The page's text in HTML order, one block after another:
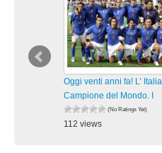
Oggi venti anni fa! L’ Italia
Campione del Mondo. I
(No Ratings Yet)
112 views